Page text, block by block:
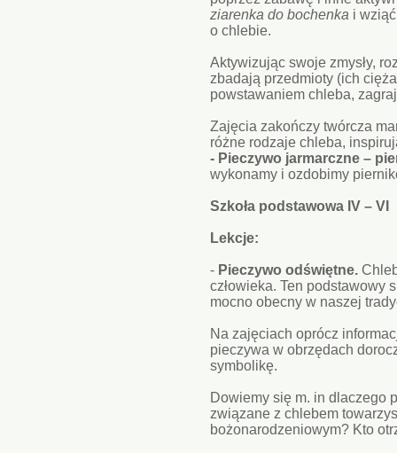
ziarenka do bochenka i
o chlebie.
Aktywizując swoje zmysły,
zbadają przedmioty (ich
powstawaniem chleba,
Zajęcia zakończy twórcza
różne rodzaje chleba,
- Pieczywo jarmarczne –
wykonamy i ozdobimy
Szkoła podstawowa IV – VI
Lekcje:
- Pieczywo odświętne.
człowieka. Ten podstawowy
mocno obecny w naszej
Na zajęciach oprócz
pieczywa w obrzędach
symbolikę.
Dowiemy się m. in dlaczego
związane z chlebem
bożonarodzeniowym? Kto